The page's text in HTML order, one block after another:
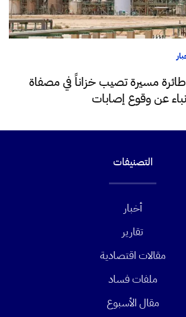
طائرة مسيرة تصيب خزاناً في مصفاة
عن وقوع إصابات
التصنيفات
أخبار
تقارير
مقالات اقتصادية
ملفات فساد
مقال الأسبوع